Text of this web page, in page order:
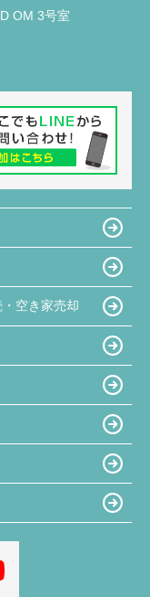
OM 3号室
空き家売却